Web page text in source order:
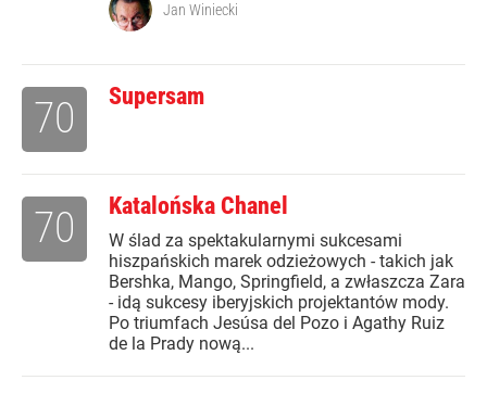
Jan Winiecki
Supersam
70
Katalońska Chanel
W ślad za spektakularnymi sukcesami
hiszpańskich marek odzieżowych - takich jak
Bershka, Mango, Springfield, a zwłaszcza Zara
- idą sukcesy iberyjskich projektantów mody.
Po triumfach Jesúsa del Pozo i Agathy Ruiz
de la Prady nową...
70